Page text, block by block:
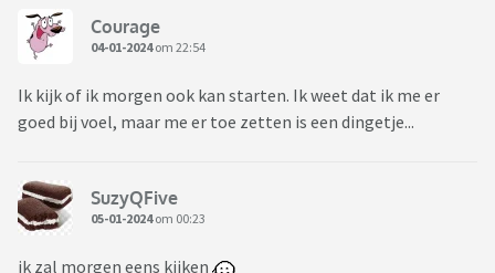
Courage
04-01-2024om 22:54
Ik kijk of ik morgen ook kan starten. Ik weet dat ik me er
goed bij voel, maar me er toe zetten is een dingetje...
SuzyQFive
05-01-2024om 00:23
ik zal morgen eens kijken